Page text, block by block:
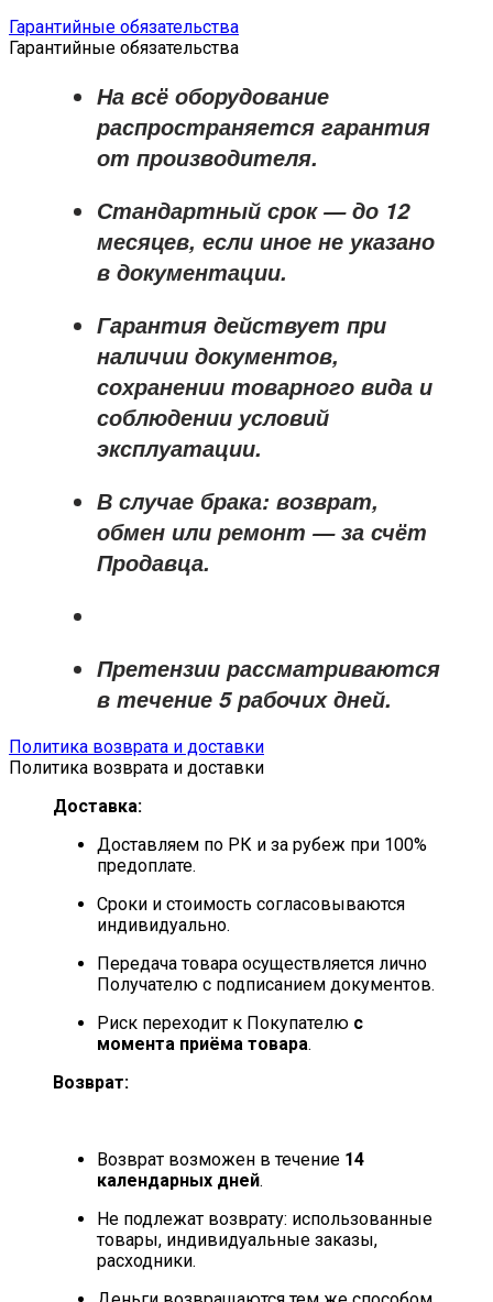
Гарантийные обязательства
Гарантийные обязательства
На всё оборудование
распространяется гарантия
от производителя.
Стандартный срок — до 12
месяцев, если иное не указано
в документации.
Гарантия действует при
наличии документов,
сохранении товарного вида и
соблюдении условий
эксплуатации.
В случае брака: возврат,
обмен или ремонт —за счёт
Продавца.
Претензии рассматриваются
в течение 5 рабочих дней.
Политика возврата и доставки
Политика возврата и доставки
Доставка:
Доставляем по РК и за рубеж при 100%
предоплате.
Сроки и стоимость согласовываются
индивидуально.
Передача товара осуществляется лично
Получателю с подписанием документов.
Риск переходит к Покупателю с
момента приёма товара.
Возврат:
Возврат возможен в течение 14
календарных дней.
Не подлежат возврату: использованные
товары, индивидуальные заказы,
расходники.